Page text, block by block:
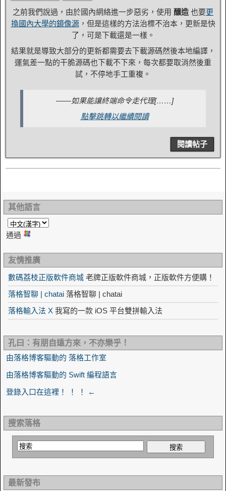
之前我們說過，由於國內網絡進一步惡劣，使用 釀造 也要更
換國內大學的鏡像源，但是這樣的方法治標不治本，更新是快
了，可是下載還是一樣。
結果就是導致大部分的更新都需要去下載源碼然後本地編譯，
運氣差一點的干脆源碼也下載不下來，每次都要取消然後重
試，不停地手工重複。
——如果能讓終端命令走代理[……]
點擊跳轉以繼續閱讀
閱讀帖子
其他語言
通過
友情推廣
數碼荔枝正版軟件商城 老牌正版軟件商城，正版軟件方便購！
落格智聊 | chatai 落格智聊 | chatai
落格輸入法 X 我寫的一款 iOS 平台雙拼輸入法
孔曰：有朋自遠方來，不亦樂乎！
由落格博客驅動的 落格工作室
由落格博客驅動的 Swift 編程語言
登錄入口在這裡！ ！ ！ ←
搜索落格
最新發布